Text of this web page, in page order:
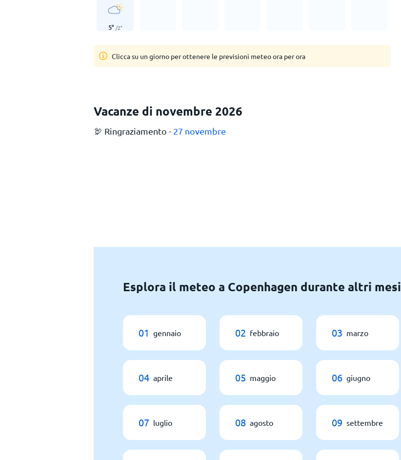
5° /2°
Clicca su un giorno per ottenere le previsioni meteo ora per ora
Vacanze di novembre 2026
🦃 Ringraziamento - 27 novembre
Esplora il meteo a Copenhagen durante altri mesi
01 gennaio 02 febbraio 03 marzo
04 aprile 05 maggio 06 giugno
07 luglio 08 agosto 09 settembre